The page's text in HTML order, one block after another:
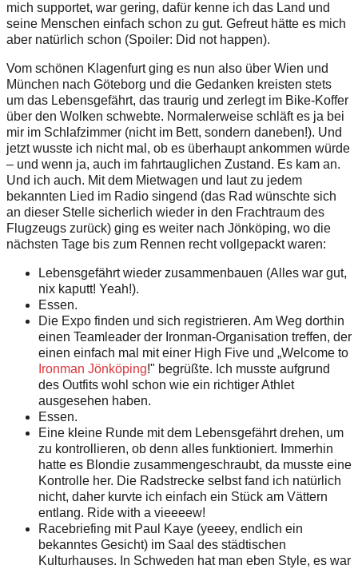
mich supportet, war gering, dafür kenne ich das Land und
seine Menschen einfach schon zu gut. Gefreut hätte es mich
aber natürlich schon (Spoiler: Did not happen).
Vom schönen Klagenfurt ging es nun also über Wien und
München nach Göteborg und die Gedanken kreisten stets
um das Lebensgefährt, das traurig und zerlegt im Bike-Koffer
über den Wolken schwebte. Normalerweise schläft es ja bei
mir im Schlafzimmer (nicht im Bett, sondern daneben!). Und
jetzt wusste ich nicht mal, ob es überhaupt ankommen würde
– und wenn ja, auch im fahrtauglichen Zustand. Es kam an.
Und ich auch. Mit dem Mietwagen und laut zu jedem
bekannten Lied im Radio singend (das Rad wünschte sich
an dieser Stelle sicherlich wieder in den Frachtraum des
Flugzeugs zurück) ging es weiter nach Jönköping, wo die
nächsten Tage bis zum Rennen recht vollgepackt waren:
Lebensgefährt wieder zusammenbauen (Alles war gut,
nix kaputt! Yeah!).
Essen.
Die Expo finden und sich registrieren. Am Weg dorthin
einen Teamleader der Ironman-Organisation treffen, der
einen einfach mal mit einer High Five und „Welcome to
Ironman Jönköping!" begrüßte. Ich musste aufgrund
des Outfits wohl schon wie ein richtiger Athlet
ausgesehen haben.
Essen.
Eine kleine Runde mit dem Lebensgefährt drehen, um
zu kontrollieren, ob denn alles funktioniert. Immerhin
hatte es Blondie zusammengeschraubt, da musste eine
Kontrolle her. Die Radstrecke selbst fand ich natürlich
nicht, daher kurvte ich einfach ein Stück am Vättern
entlang. Ride with a vieeeew!
Racebriefing mit Paul Kaye (yeeey, endlich ein
bekanntes Gesicht) im Saal des städtischen
Kulturhauses. In Schweden hat man eben Style, es war